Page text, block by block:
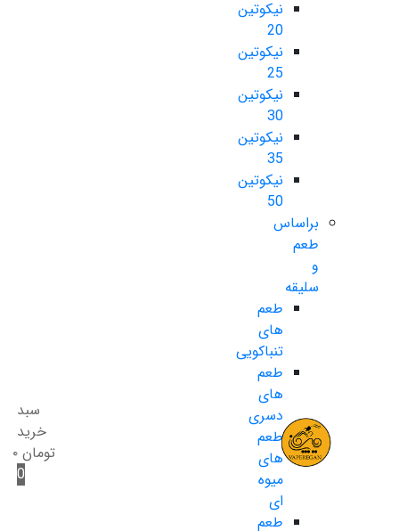
نیکوتین
20
نیکوتین
25
نیکوتین
30
نیکوتین
35
نیکوتین
50
براساس
طعم
و
سلیقه
طعم
های
تنباکویی
طعم
های
دسری
طعم
های
میوه
ای
طعم
سبد
خرید
تومان ۰
0